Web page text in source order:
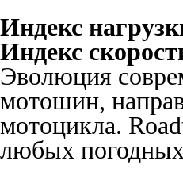
Индекс
Индекс
Эволюция
мотошин,
мотоцикла.
любых